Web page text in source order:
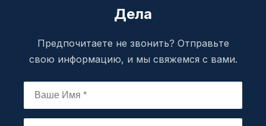
Дела
Предпочитаете не звонить? Отправьте
свою информацию, и мы свяжемся с вами.